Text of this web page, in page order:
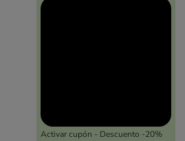
Activar cupón - Descuento -20%